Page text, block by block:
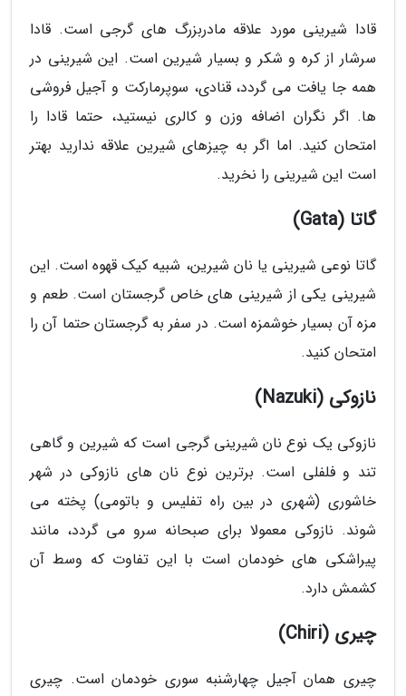
قادا شیرینی مورد علاقه مادربزرگ های گرجی است. قادا
سرشار از کره و شکر و بسیار شیرین است. این شیرینی در
همه جا یافت می گردد، قنادی، سوپرمارکت و آجیل فروشی
ها. اگر نگران اضافه وزن و کالری نیستید، حتما قادا را
امتحان کنید. اما اگر به چیزهای شیرین علاقه ندارید بهتر
است این شیرینی را نخرید.
گاتا (Gata)
گاتا نوعی شیرینی یا نان شیرین، شبیه کیک قهوه است. این
شیرینی یکی از شیرینی های خاص گرجستان است. طعم و
مزه آن بسیار خوشمزه است. در سفر به گرجستان حتما آن را
امتحان کنید.
نازوکی (Nazuki)
نازوکی یک نوع نان شیرینی گرجی است که شیرین و گاهی
تند و فلفلی است. برترین نوع نان های نازوکی در شهر
خاشوری (شهری در بین راه تفلیس و باتومی) پخته می
شوند. نازوکی معمولا برای صبحانه سرو می گردد، مانند
پیراشکی های خودمان است با این تفاوت که وسط آن
کشمش دارد.
چیری (Chiri)
چیری همان آجیل چهارشنبه سوری خودمان است. چیری